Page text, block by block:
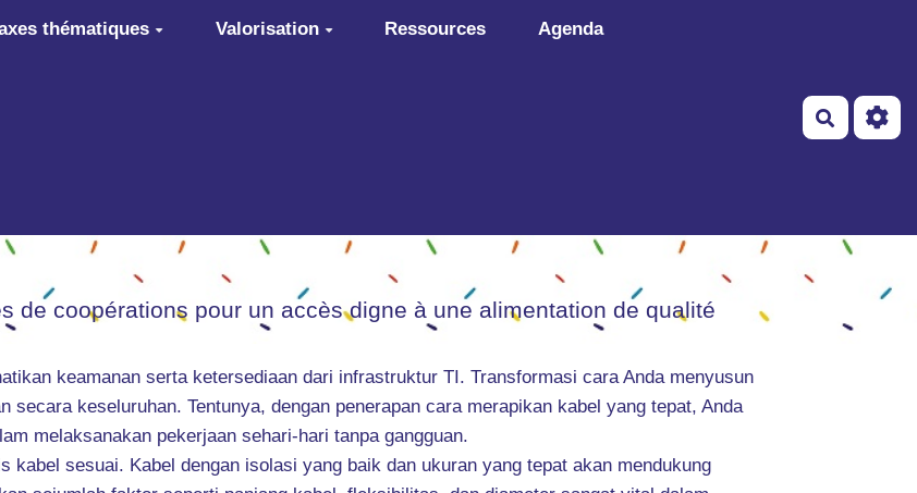
thématiques Valorisation Ressources Agenda
de coopérations pour un accès digne à une alimentation de qualité
keamanan serta ketersediaan dari infrastruktur TI. Transformasi cara Anda menyusun
secara keseluruhan. Tentunya, dengan penerapan cara merapikan kabel yang tepat, Anda
melaksanakan pekerjaan sehari-hari tanpa gangguan.
kabel sesuai. Kabel dengan isolasi yang baik dan ukuran yang tepat akan mendukung